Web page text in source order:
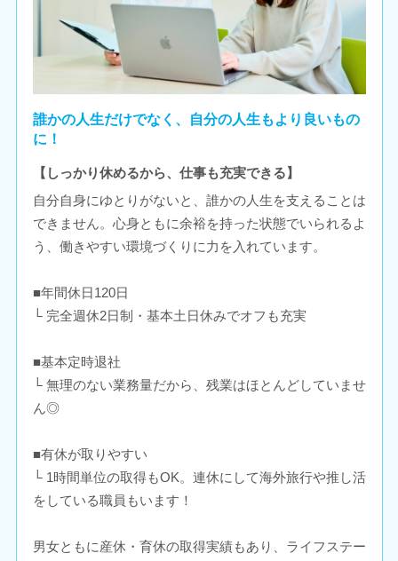
誰かの人生だけでなく、自分の人生もより良いもの
に！
【しっかり休めるから、仕事も充実できる】
自分自身にゆとりがないと、誰かの人生を支えることは
できません。心身ともに余裕を持った状態でいられるよ
う、働きやすい環境づくりに力を入れています。
■年間休日120日
└ 完全週休2日制・基本土日休みでオフも充実
■基本定時退社
└ 無理のない業務量だから、残業はほとんどしていませ
ん◎
■有休が取りやすい
└ 1時間単位の取得もOK。連休にして海外旅行や推し活
をしている職員もいます！
男女ともに産休・育休の取得実績もあり、ライフステー